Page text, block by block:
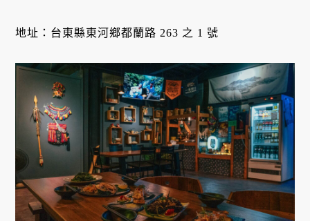
地址：台東縣東河鄉都蘭路 263 之 1 號